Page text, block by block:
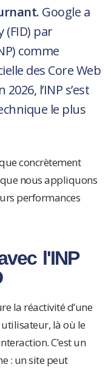
Google a
(FID) par
comme
des Core Web
l’INP s’est
le plus
concrètement
nous appliquons
performances
l'INP
la réactivité d’une
utilisateur, là où le
C’est un
: un site peut